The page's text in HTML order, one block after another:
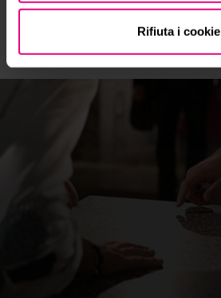
Rifiuta i cookie
meglio la tua esperienza a